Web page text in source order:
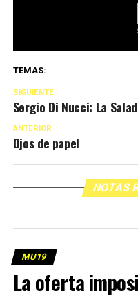
TEMAS:
SIGUIENTE
Sergio Di Nucci: La
ANTERIOR
Ojos de papel
NOTAS
MU19
La oferta